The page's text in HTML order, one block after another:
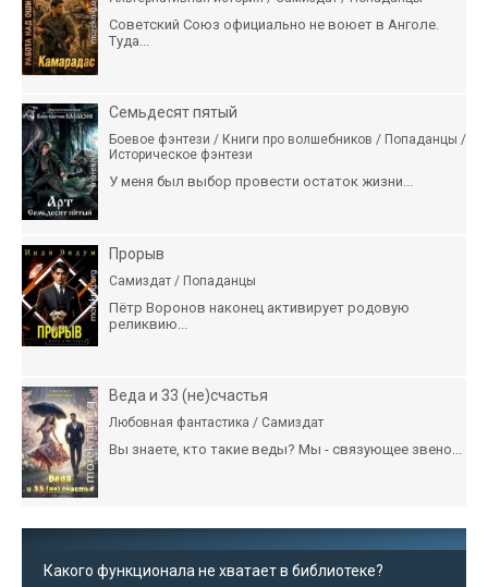
Советский Союз официально не воюет в Анголе.
Туда...
Семьдесят пятый
Боевое фэнтези / Книги про волшебников / Попаданцы /
Историческое фэнтези
У меня был выбор провести остаток жизни...
Прорыв
Самиздат / Попаданцы
Пётр Воронов наконец активирует родовую
реликвию...
Веда и 33 (не)счастья
Любовная фантастика / Самиздат
Вы знаете, кто такие веды? Мы - связующее звено...
Какого функционала не хватает в библиотеке?